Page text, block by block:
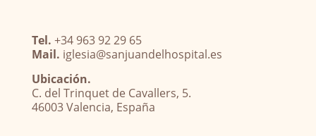
Tel. +34 963 92 29 65
Mail. iglesia@sanjuandelhospital.es
Ubicación.
C. del Trinquet de Cavallers, 5.
46003 Valencia, España